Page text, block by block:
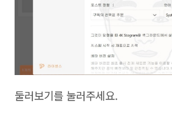
둘러보기를 눌러주세요.